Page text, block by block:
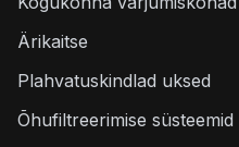
Ärikaitse
Plahvatuskindlad uksed
Õhufiltreerimise süsteemid